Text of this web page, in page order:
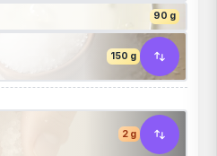
90 g
150 g
2 g